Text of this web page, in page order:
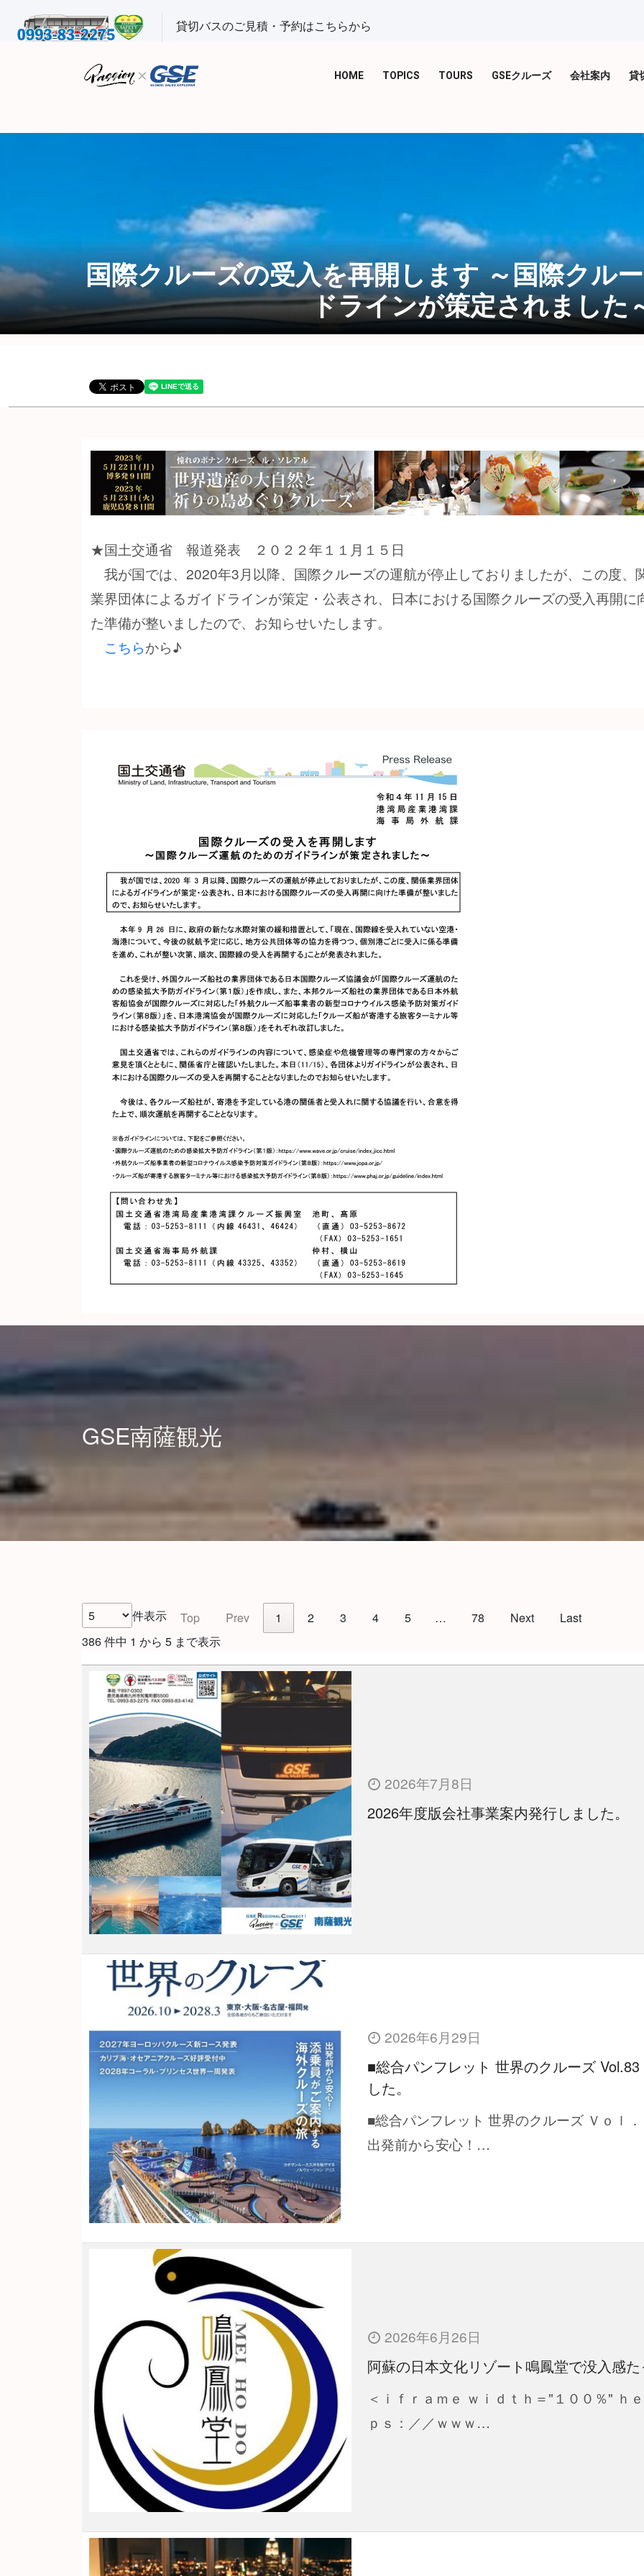
貸切バスのご見積・予約はこちらから
HOME TOPICS TOURS GSEクルーズ 会社案内 貸
国際クルーズの受入を再開します ～国際クル
ドラインが策定されました
★国土交通省 報道発表 ２０２２年１１月１５日
我が国では、2020年3月以降、国際クルーズの運航が停止しておりましたが、この度、
業界団体によるガイドラインが策定・公表され、日本における国際クルーズの受入再開に
た準備が整いましたので、お知らせいたします。
こちらから♪
GSE南薩観光
件表示 Top Prev 1 2 3 4 5 … 78 Next
Last
386 件中 1 から 5 まで表示
2026年7月8日
2026年度版会社事業案内発行しました。
2026年6月29日
■総合パンフレット 世界のクルーズ
した。
■総合パンフレット 世界のクルーズ Ｖｏｌ
出発前から安心！…
2026年6月26日
阿蘇の日本文化リゾート鳴鳳堂で没入感
＜ｉｆｒａｍｅ ｗｉｄｔｈ＝"１００％" ｈ
ｐｓ：／／ｗｗｗ…